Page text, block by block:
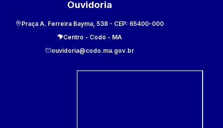
Ouvidoria
Praça A. Ferreira Bayma, 538 - CEP: 65400-000
Centro - Codó - MA
ouvidoria@codo.ma.gov.br